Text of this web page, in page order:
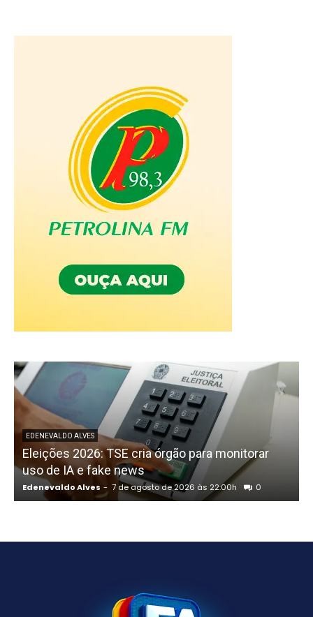
EDENEVALDO ALVES
Eleições 2026: TSE cria órgão para monitorar
uso de IA e fake news
Edenevaldo Alves - 7 de agosto de 2026 às 22:00h 0